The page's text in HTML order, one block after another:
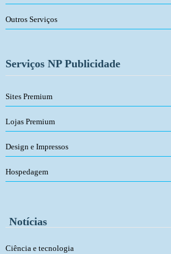
Outros Serviços
Serviços NP Publicidade
Sites Premium
Lojas Premium
Design e Impressos
Hospedagem
Notícias
Ciência e tecnologia